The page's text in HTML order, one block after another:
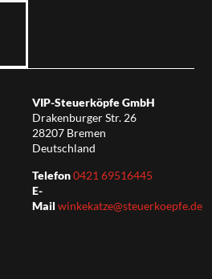
VIP-Steuerköpfe GmbH
Drakenburger Str. 26
28207 Bremen
Deutschland
Telefon0421 69516445
E-
Mail winkekatze@steuerkoepfe.de